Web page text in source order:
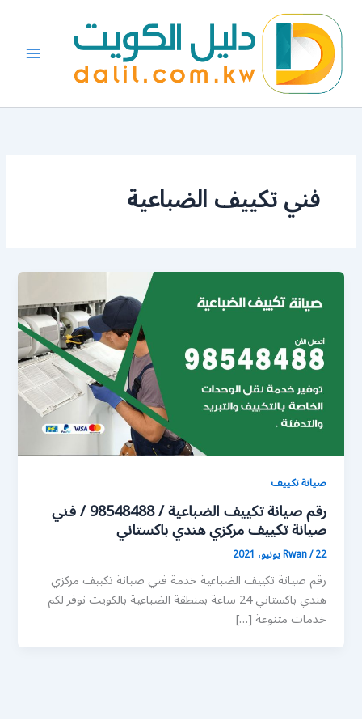
المحتوى
فني تكييف الضباعية
صيانة تكييف
رقم صيانة تكييف الضباعية / 98548488 / فني
صيانة تكييف مركزي هندي باكستاني
Rwan/22 يونيو، 2021
رقم صيانة تكييف الضباعية خدمة فني صيانة تكييف مركزي
هندي باكستاني 24 ساعة بمنطقة الضباعية بالكويت نوفر لكم
خدمات متنوعة […]